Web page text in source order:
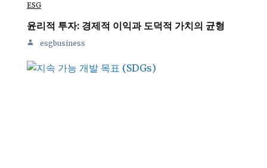
ESG
윤리적 투자: 경제적 이익과 도덕적 가치의 균형
esgbusiness